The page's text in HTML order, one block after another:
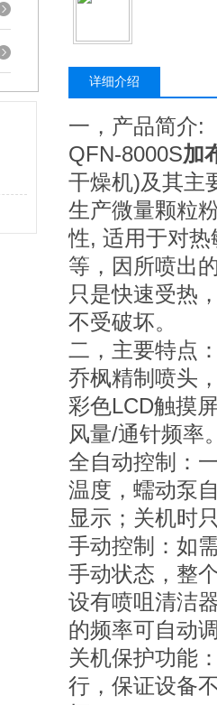
详细介绍
一，产品简介:
QFN-8000S加
干燥机)及其主
生产微量颗粒
性, 适用于对
等，因所喷出
只是快速受热
不受破坏。
二，主要特点
乔枫精制喷头
彩色LCD触摸
风量/通针频率
全自动控制：
温度，蠕动泵
显示；关机时
手动控制：如
手动状态，整
设有喷咀清洁
的频率可自动
关机保护功能
行，保证设备